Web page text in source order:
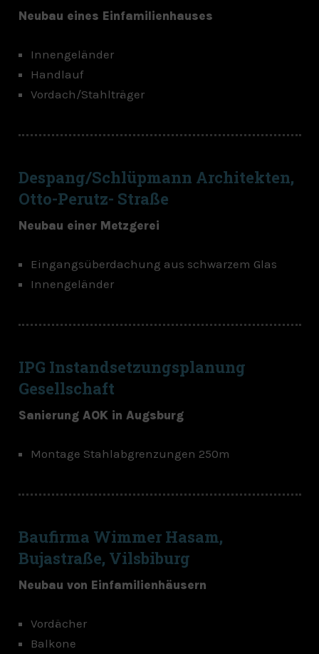
Neubau eines Einfamilienhauses
Innengeländer
Handlauf
Vordach/Stahlträger
Despang/Schlüpmann Architekten,
Otto-Perutz- Straße
Neubau einer Metzgerei
Eingangsüberdachung aus schwarzem Glas
Innengeländer
IPG Instandsetzungsplanung
Gesellschaft
Sanierung AOK in Augsburg
Montage Stahlabgrenzungen 250m
Baufirma Wimmer Hasam,
Bujastraße, Vilsbiburg
Neubau von Einfamilienhäusern
Vordächer
Balkone